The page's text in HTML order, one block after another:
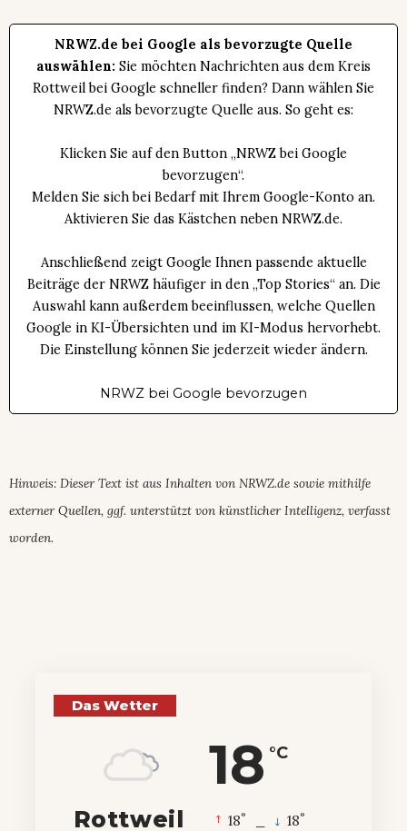
NRWZ.de bei Google als bevorzugte Quelle
auswählen: Sie möchten Nachrichten aus dem Kreis
Rottweil bei Google schneller finden? Dann wählen Sie
NRWZ.de als bevorzugte Quelle aus. So geht es:
Klicken Sie auf den Button „NRWZ bei Google
bevorzugen“.
Melden Sie sich bei Bedarf mit Ihrem Google-Konto an.
Aktivieren Sie das Kästchen neben NRWZ.de.
Anschließend zeigt Google Ihnen passende aktuelle
Beiträge der NRWZ häufiger in den „Top Stories“ an. Die
Auswahl kann außerdem beeinflussen, welche Quellen
Google in KI-Übersichten und im KI-Modus hervorhebt.
Die Einstellung können Sie jederzeit wieder ändern.
NRWZ bei Google bevorzugen
Hinweis: Dieser Text ist aus Inhalten von NRWZ.de sowie mithilfe
externer Quellen, ggf. unterstützt von künstlicher Intelligenz, verfasst
worden.
Das Wetter
18 °C
Rottweil 18° 18°